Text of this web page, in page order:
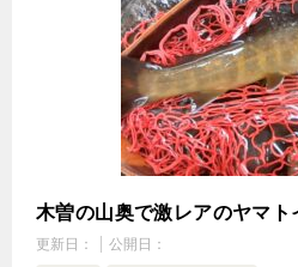
木曽の山奥で激レアのヤマト
更新日：
公開日：